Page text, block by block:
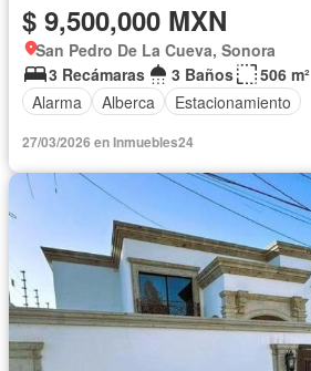
$ 9,500,000 MXN
San Pedro De La Cueva, Sonora
3 Recámaras
3 Baños
506 m²
Alarma
Alberca Estacionamiento
27/03/2026 en Inmuebles24